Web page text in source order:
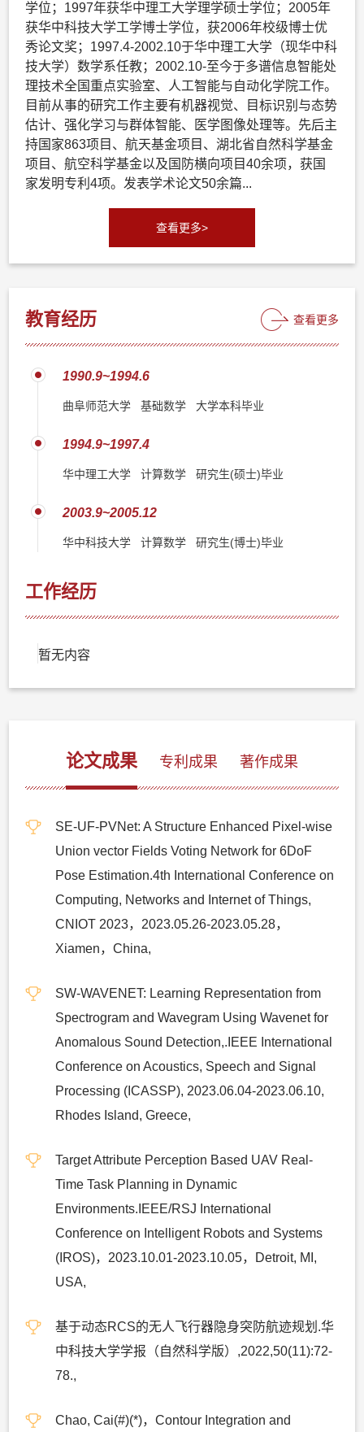
学位；1997年获华中理工大学理学硕士学位；2005年
获华中科技大学工学博士学位，获2006年校级博士优
秀论文奖；1997.4-2002.10于华中理工大学（现华中科
技大学）数学系任教；2002.10-至今于多谱信息智能处
理技术全国重点实验室、人工智能与自动化学院工作。
目前从事的研究工作主要有机器视觉、目标识别与态势
估计、强化学习与群体智能、医学图像处理等。先后主
持国家863项目、航天基金项目、湖北省自然科学基金
项目、航空科学基金以及国防横向项目40余项，获国
家发明专利4项。发表学术论文50余篇...
查看更多>
教育经历 查看更多
1990.9~1994.6
曲阜师范大学 基础数学 大学本科毕业
1994.9~1997.4
华中理工大学 计算数学 研究生(硕士)毕业
2003.9~2005.12
华中科技大学 计算数学 研究生(博士)毕业
工作经历
暂无内容
论文成果 专利成果 著作成果
SE-UF-PVNet: A Structure Enhanced Pixel-wise
Union vector Fields Voting Network for 6DoF
Pose Estimation.4th International Conference on
Computing, Networks and Internet of Things,
CNIOT 2023，2023.05.26-2023.05.28，
Xiamen，China,
SW-WAVENET: Learning Representation from
Spectrogram and Wavegram Using Wavenet for
Anomalous Sound Detection,.IEEE International
Conference on Acoustics, Speech and Signal
Processing (ICASSP), 2023.06.04-2023.06.10,
Rhodes Island, Greece,
Target Attribute Perception Based UAV Real-
Time Task Planning in Dynamic
Environments.IEEE/RSJ International
Conference on Intelligent Robots and Systems
(IROS)，2023.10.01-2023.10.05，Detroit, MI,
USA,
基于动态RCS的无人飞行器隐身突防航迹规划.华
中科技大学学报（自然科学版）,2022,50(11):72-
78.,
Chao, Cai(#)(*)，Contour Integration and